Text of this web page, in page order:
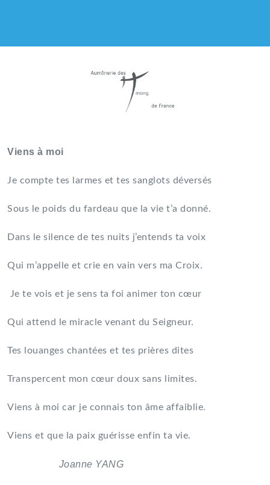
DES HMONG DE FRANCE
Viens à moi
Je compte tes larmes et tes sanglots déversés
Sous le poids du fardeau que la vie t’a donné.
Dans le silence de tes nuits j’entends ta voix
Qui m’appelle et crie en vain vers ma Croix.
Je te vois et je sens ta foi animer ton cœur
Qui attend le miracle venant du Seigneur.
Tes louanges chantées et tes prières dites
Transpercent mon cœur doux sans limites.
Viens à moi car je connais ton âme affaiblie.
Viens et que la paix guérisse enfin ta vie.
Joanne YANG